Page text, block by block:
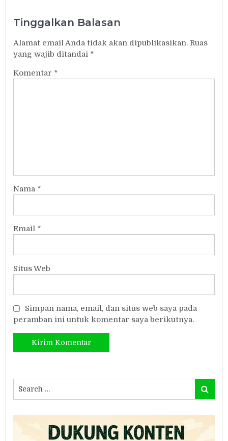
Tinggalkan Balasan
Alamat email Anda tidak akan dipublikasikan. Ruas
yang wajib ditandai *
Komentar *
Nama *
Email *
Situs Web
Simpan nama, email, dan situs web saya pada
peramban ini untuk komentar saya berikutnya.
for:
Search